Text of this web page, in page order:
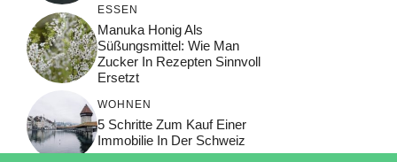
ESSEN
Manuka Honig Als
Süßungsmittel: Wie Man
Zucker In Rezepten Sinnvoll
Ersetzt
WOHNEN
5 Schritte Zum Kauf Einer
Immobilie In Der Schweiz